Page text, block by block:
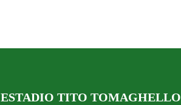
ESTADIO TITO TOMAGHELLO